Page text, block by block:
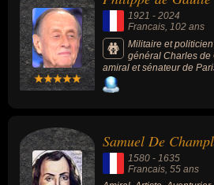
1921 - 2024
Francais, 102 ans
Militaire et
général Charles de
amiral et sénateur de
Samuel De
1580 - 1635
Francais , 55 ans